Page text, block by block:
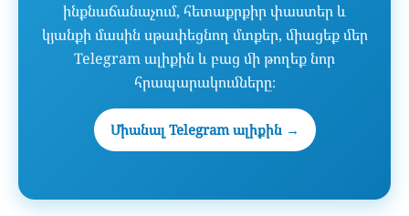
ինքնաճանաչում, հետաքրքիր փաստեր և
կյանքի մասին սթափեցնող մտքեր, միացեք մեր
Telegram ալիքին և բաց մի թողեք նոր
հրապարակումները։
Միանալ Telegram ալիքին →